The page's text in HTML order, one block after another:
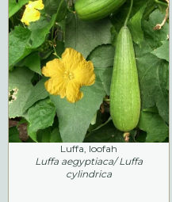
Luffa, loofah
Luffa aegyptiaca/ Luffa
cylindrica